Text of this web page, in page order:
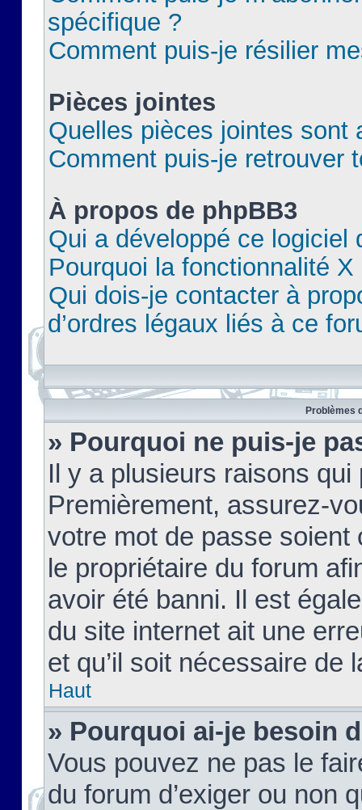
spécifique ?
Comment puis-je résilier
Pièces jointes
Quelles pièces jointes sont
Comment puis-je retrouver
À propos de phpBB3
Qui a développé ce logiciel
Pourquoi la fonctionnalité X
Qui dois-je contacter à
d’ordres légaux liés à ce
Problèmes
» Pourquoi ne puis-je
Il y a plusieurs raisons
Premièrement, assurez-
votre mot de passe soient
le propriétaire du forum
avoir été banni. Il est
du site internet ait une
et qu’il soit nécessaire de
Haut
» Pourquoi ai-je besoin
Vous pouvez ne pas le
du forum d’exiger ou non